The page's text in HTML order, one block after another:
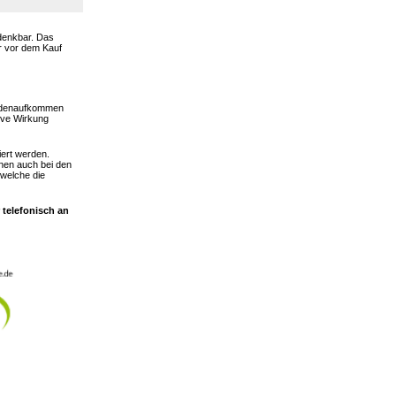
Das
vor dem Kauf
Wirkung
werden.
auch bei den
die
telefonisch an